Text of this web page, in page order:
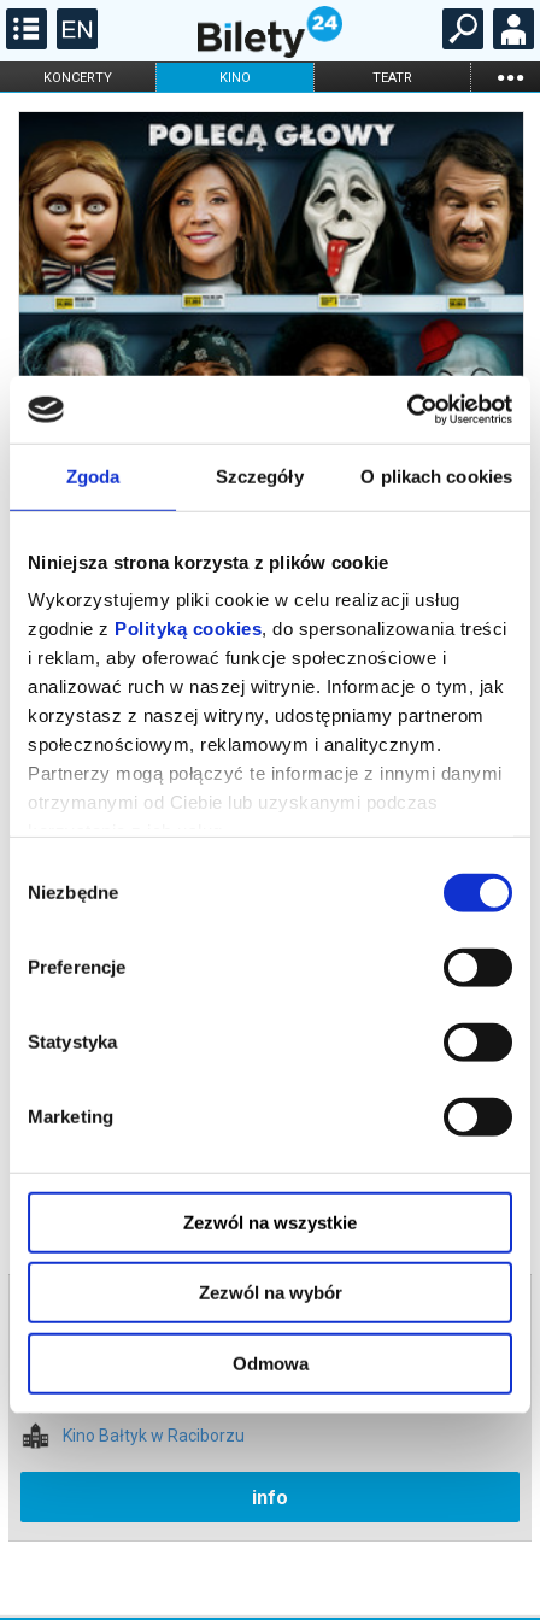
Zgoda Szczegóły O plikach cookies
Niniejsza strona korzysta z plików cookie
Wykorzystujemy pliki cookie w celu realizacji usług
zgodnie z Polityką cookies, do spersonalizowania treści
i reklam, aby oferować funkcje społecznościowe i
analizować ruch w naszej witrynie. Informacje o tym, jak
korzystasz z naszej witryny, udostępniamy partnerom
społecznościowym, reklamowym i analitycznym.
Partnerzy mogą połączyć te informacje z innymi danymi
otrzymanymi od Ciebie lub uzyskanymi podczas
zgody
Niezbędne
Preferencje
Statystyka
Marketing
Zezwól na wszystkie
Zezwól na wybór
Odmowa
KONCERTY KINO TEATR ...
FILHARMONIA OPERA I BALET
STAND-UP
DLA DZIECI
ONLINE KARNETY
Straszny film [DUBBING]
(filmweb.pl)
Bezpieczne zakupy w Bilety24. W przypadku odwołania
wydarzenia, gwarantujemy automatyczny zwrot środków
potwierdzony komunikatem wysyłanym na adres e-mail, podany
13.06.2026 , g. 17:45 (sobota)
Racibórz
Kino Bałtyk w Raciborzu
info